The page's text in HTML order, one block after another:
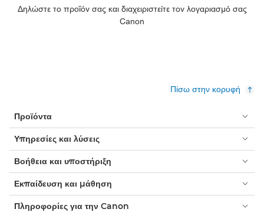
Δηλώστε το προϊόν σας και διαχειριστείτε τον λογαριασμό σας
Canon
Πίσω στην κορυφή
Προϊόντα
Υπηρεσίες και λύσεις
Βοήθεια και υποστήριξη
Εκπαίδευση και μάθηση
Πληροφορίες για την Canon